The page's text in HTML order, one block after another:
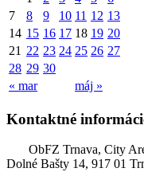
« mar máj »
7
8 9 10 11 12 13
14 15 16 17 18 19 20
21 22 23 24 25 26 27
28 29 30
Kontaktné
ObFZ Trnava, City
Dolné Bašty 14, 917 01